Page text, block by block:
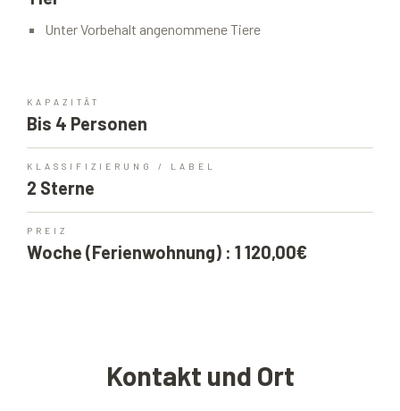
Unter Vorbehalt angenommene Tiere
KAPAZITÄT
Bis 4 Personen
KLASSIFIZIERUNG / LABEL
2 Sterne
PREIZ
Woche (Ferienwohnung) : 1 120,00€
Kontakt und Ort